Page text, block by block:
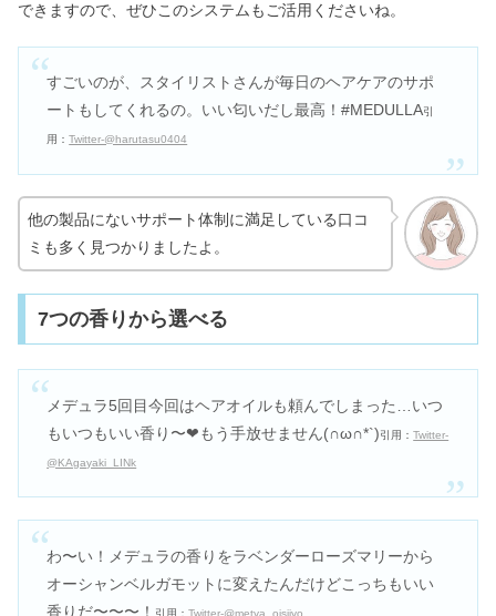
できますので、ぜひこのシステムもご活用くださいね。
すごいのが、スタイリストさんが毎日のヘアケアのサポ
ートもしてくれるの。いい匂いだし最高！#MEDULLA引
用：Twitter-@harutasu0404
他の製品にないサポート体制に満足している口コ
ミも多く見つかりましたよ。
7つの香りから選べる
メデュラ5回目今回はヘアオイルも頼んでしまった… いつ
もいつもいい香り〜❤︎もう手放せません(∩ω∩*`)引用：Twitter-
@KAgayaki_LINk
わ〜い！メデュラの香りをラベンダーローズマリーから
オーシャンベルガモットに変えたんだけどこっちもいい
香りだ〜〜〜！
引用：Twitter-@metya_oisiiyo